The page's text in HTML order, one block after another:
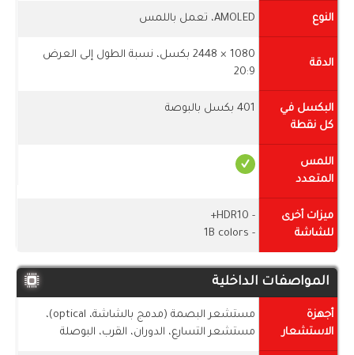
النوع AMOLED، تعمل باللمس
الدقة
1080 × 2448 بكسل، نسبة الطول إلى العرض
20:9
البكسل في
كل نقطة
401 بكسل بالبوصة
اللمس
المتعدد
ميزات أخرى
للشاشة
- HDR10+
- 1B colors
المواصفات الداخلية
أجهزة
الاستشعار
مستشعر البصمة (مدمج بالشاشة، optical)،
مستشعر التسارع، الدوران، القرب، البوصلة